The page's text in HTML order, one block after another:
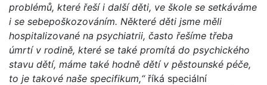
problémů, které řeší i další děti, ve škole se setkáváme
i se sebepoškozováním. Některé děti jsme měli
hospitalizované na psychiatrii, často řešíme třeba
úmrtí v rodině, které se také promítá do psychického
stavu dětí, máme také hodně dětí v pěstounské péče,
to je takové naše specifikum,“ říká speciální